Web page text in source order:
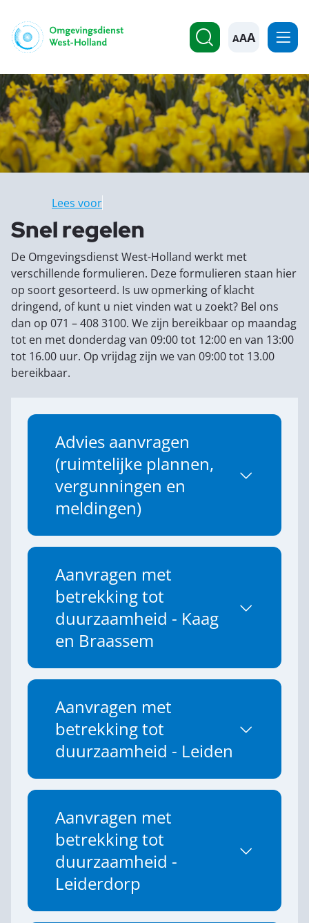
A
Lees voor
Snel regelen
De Omgevingsdienst West-Holland werkt met
verschillende formulieren. Deze formulieren staan hier
op soort gesorteerd. Is uw opmerking of klacht
dringend, of kunt u niet vinden wat u zoekt? Bel ons
dan op 071 – 408 3100. We zijn bereikbaar op maandag
tot en met donderdag van 09:00 tot 12:00 en van 13:00
tot 16.00 uur. Op vrijdag zijn we van 09:00 tot 13.00
bereikbaar.
Advies aanvragen
(ruimtelijke plannen,
vergunningen en
meldingen)
Aanvragen met
betrekking tot
duurzaamheid - Kaag
en Braassem
Aanvragen met
betrekking tot
duurzaamheid - Leiden
Aanvragen met
betrekking tot
duurzaamheid -
Leiderdorp